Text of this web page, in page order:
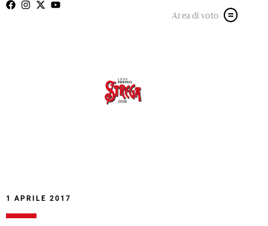
Area di voto
1 APRILE 2017